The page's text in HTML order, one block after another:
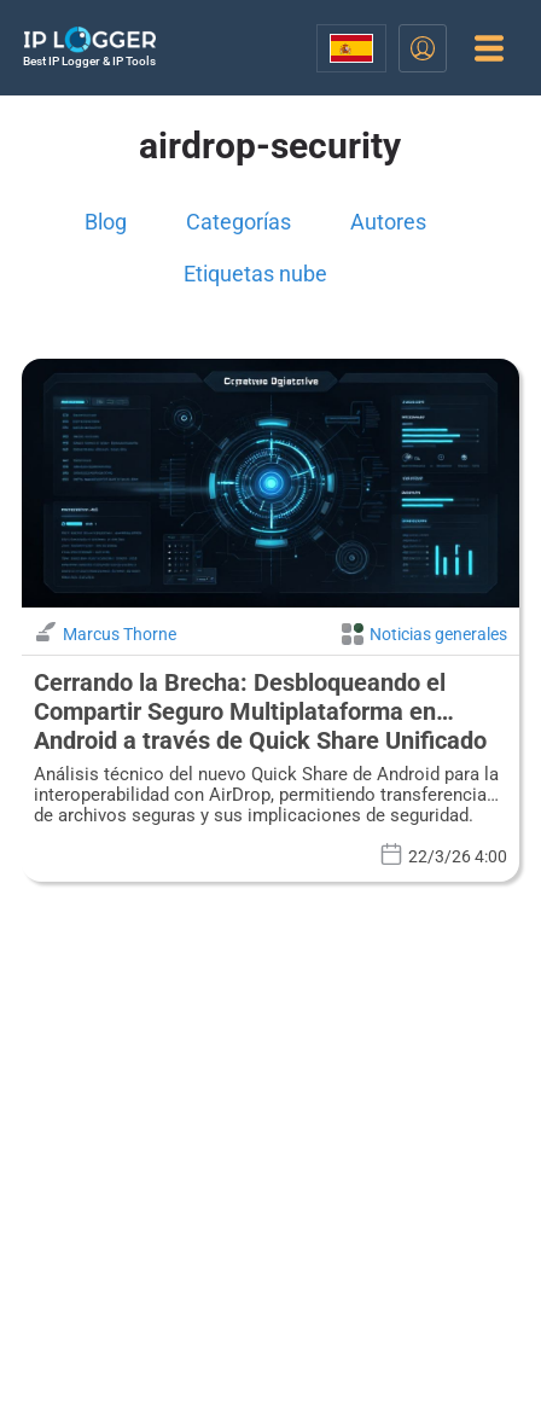
Best IP Logger & IP Tools
airdrop-security
Blog Categorías Autores
Etiquetas nube
Marcus Thorne Noticias generales
Cerrando la Brecha: Desbloqueando el
Compartir Seguro Multiplataforma en
Android a través de Quick Share Unificado
Análisis técnico del nuevo Quick Share de Android para la
interoperabilidad con AirDrop, permitiendo transferencias
de archivos seguras y sus implicaciones de seguridad.
22/3/26 4:00